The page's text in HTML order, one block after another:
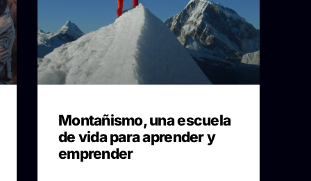
Montañismo, una escuela
de vida para aprender y
emprender